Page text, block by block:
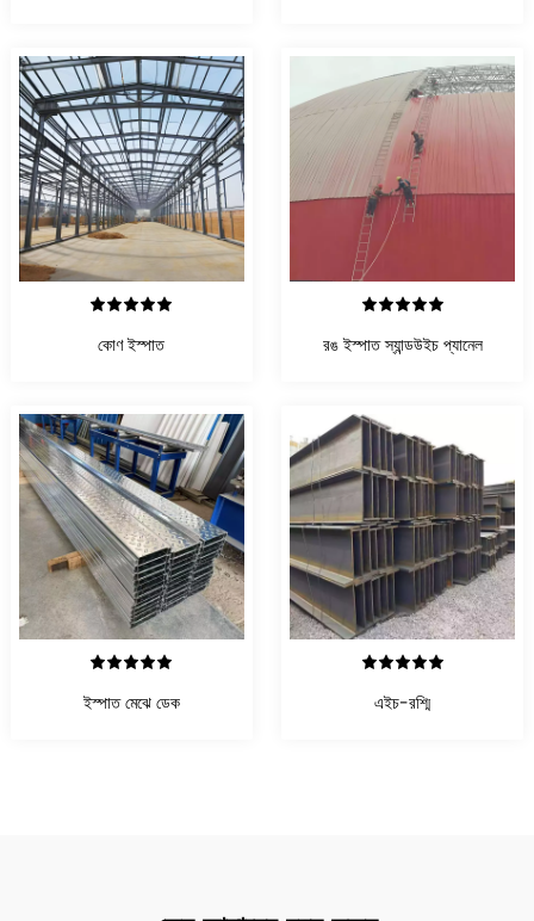
বিস্তারিত দেখুন
কোণ ইস্পাত
বিস্তারিত দেখুন
রঙ ইস্পাত স্যান্ডউইচ প্যানেল
বিস্তারিত দেখুন
ইস্পাত মেঝে ডেক
বিস্তারিত দেখুন
এইচ-রশ্মি